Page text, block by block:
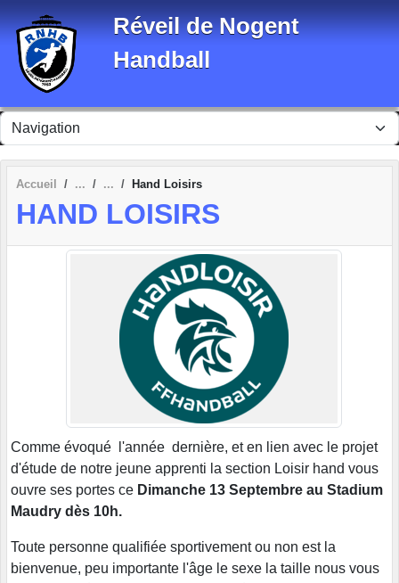
Réveil de Nogent
Handball
Accueil Hand Loisirs
HAND LOISIRS
Comme évoqué l'année dernière, et en lien avec le projet
d'étude de notre jeune apprenti la section Loisir hand vous
ouvre ses portes ce Dimanche 13 Septembre au Stadium
Maudry dès 10h.
Toute personne qualifiée sportivement ou non est la
bienvenue, peu importante l'âge le sexe la taille nous vous